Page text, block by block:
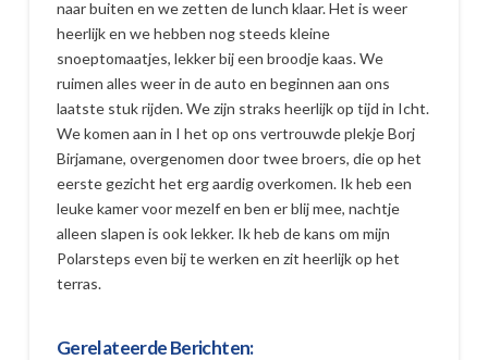
naar buiten en we zetten de lunch klaar. Het is weer
heerlijk en we hebben nog steeds kleine
snoeptomaatjes, lekker bij een broodje kaas. We
ruimen alles weer in de auto en beginnen aan ons
laatste stuk rijden. We zijn straks heerlijk op tijd in Icht.
We komen aan in I het op ons vertrouwde plekje Borj
Birjamane, overgenomen door twee broers, die op het
eerste gezicht het erg aardig overkomen. Ik heb een
leuke kamer voor mezelf en ben er blij mee, nachtje
alleen slapen is ook lekker. Ik heb de kans om mijn
Polarsteps even bij te werken en zit heerlijk op het
terras.
Gerelateerde Berichten: